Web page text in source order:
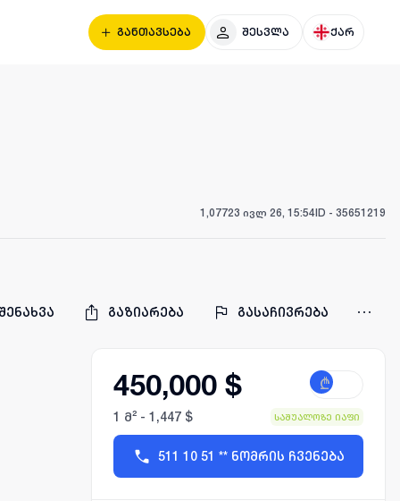
განთავსება შესვლა ქარ
1,07723 ივლ 26, 15:54ID - 35651219
გაზიარება გასაჩივრება
450,000 $ ₾
1 მ² - 1,447 $ საშუალოზე იაფი
511 10 51 ** ნომრის ჩვენება